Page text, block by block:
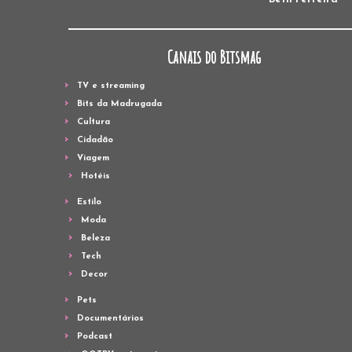
Canais do Bitsmag
TV e streaming
Bits da Madrugada
Cultura
Cidadão
Viagem
Hotéis
Estilo
Moda
Beleza
Tech
Decor
Pets
Documentários
Podcast